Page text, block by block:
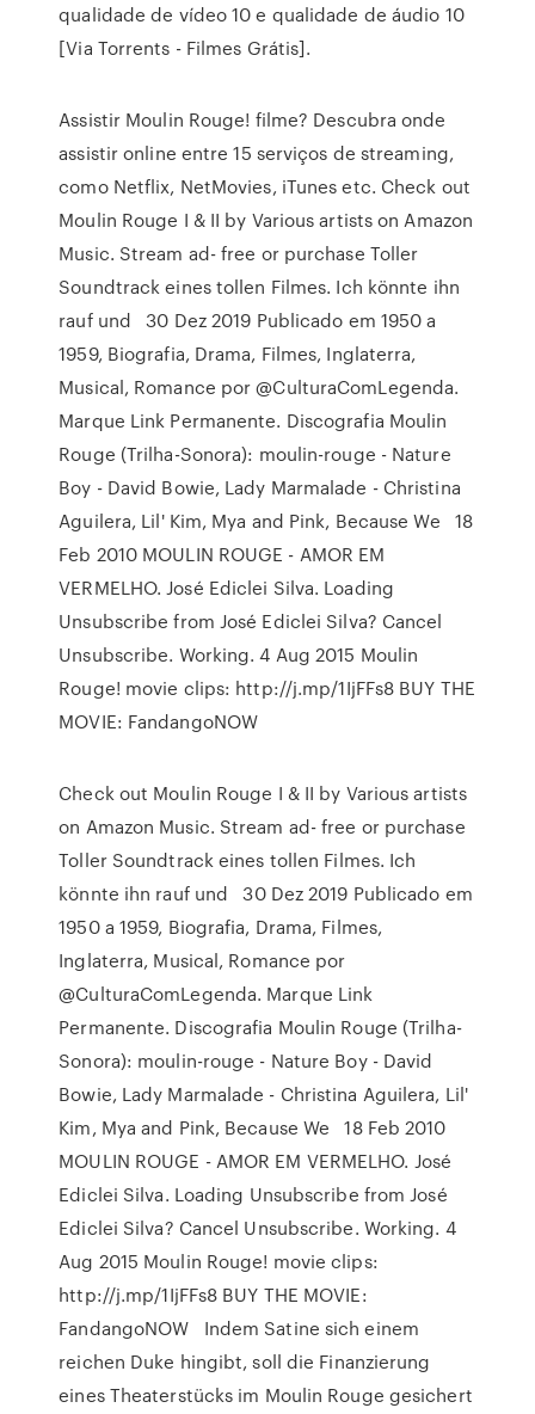
qualidade de vídeo 10 e qualidade de áudio 10
[Via Torrents - Filmes Grátis].
Assistir Moulin Rouge! filme? Descubra onde
assistir online entre 15 serviços de streaming,
como Netflix, NetMovies, iTunes etc. Check out
Moulin Rouge I & II by Various artists on Amazon
Music. Stream ad- free or purchase Toller
Soundtrack eines tollen Filmes. Ich könnte ihn
rauf und 30 Dez 2019 Publicado em 1950 a
1959, Biografia, Drama, Filmes, Inglaterra,
Musical, Romance por @CulturaComLegenda.
Marque Link Permanente. Discografia Moulin
Rouge (Trilha-Sonora): moulin-rouge - Nature
Boy - David Bowie, Lady Marmalade - Christina
Aguilera, Lil' Kim, Mya and Pink, Because We 18
Feb 2010 MOULIN ROUGE - AMOR EM
VERMELHO. José Ediclei Silva. Loading
Unsubscribe from José Ediclei Silva? Cancel
Unsubscribe. Working. 4 Aug 2015 Moulin
Rouge! movie clips: http://j.mp/1IjFFs8 BUY THE
MOVIE: FandangoNOW
Check out Moulin Rouge I & II by Various artists
on Amazon Music. Stream ad- free or purchase
Toller Soundtrack eines tollen Filmes. Ich
könnte ihn rauf und 30 Dez 2019 Publicado em
1950 a 1959, Biografia, Drama, Filmes,
Inglaterra, Musical, Romance por
@CulturaComLegenda. Marque Link
Permanente. Discografia Moulin Rouge (Trilha-
Sonora): moulin-rouge - Nature Boy - David
Bowie, Lady Marmalade - Christina Aguilera, Lil'
Kim, Mya and Pink, Because We 18 Feb 2010
MOULIN ROUGE - AMOR EM VERMELHO. José
Ediclei Silva. Loading Unsubscribe from José
Ediclei Silva? Cancel Unsubscribe. Working. 4
Aug 2015 Moulin Rouge! movie clips:
http://j.mp/1IjFFs8 BUY THE MOVIE:
FandangoNOW Indem Satine sich einem
reichen Duke hingibt, soll die Finanzierung
eines Theaterstücks im Moulin Rouge gesichert